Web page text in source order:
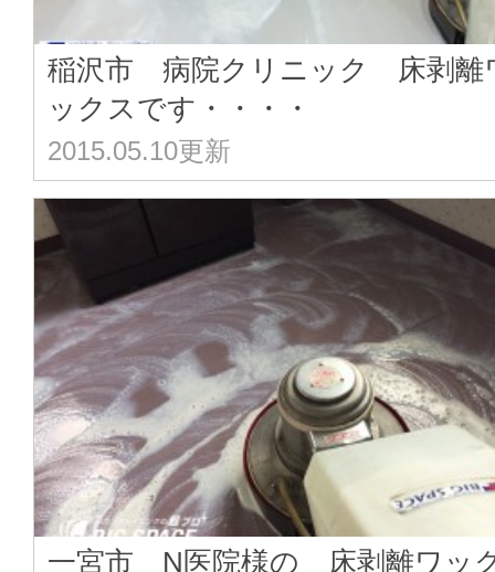
稲沢市 病院クリニック 床剥離
ックスです・・・・
2015.05.10更新
一宮市 N医院様の 床剥離ワッ